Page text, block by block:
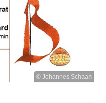
© Johannes Schaan